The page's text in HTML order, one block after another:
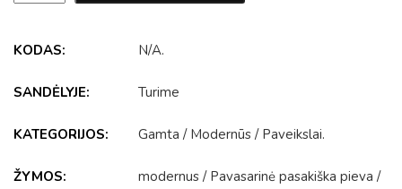
KODAS: N/A.
SANDĖLYJE: Turime
KATEGORIJOS: Gamta / Modernūs / Paveikslai.
ŽYMOS: modernus / Pavasarinė pasakiška pieva /